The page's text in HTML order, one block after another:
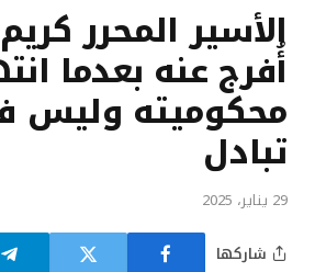
الأسير المحرر
أُفرج عنه بعدما
محكوميته
تبادل
29 يناير، 2025
شاركها